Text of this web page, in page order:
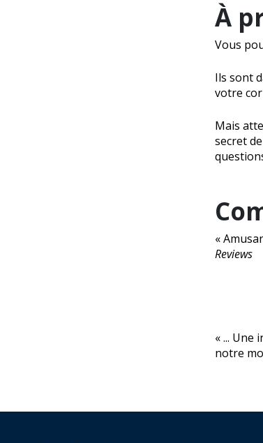
À
Vous
Ils sont
votre
Mais
secret
«
Reviews
« ...
notre